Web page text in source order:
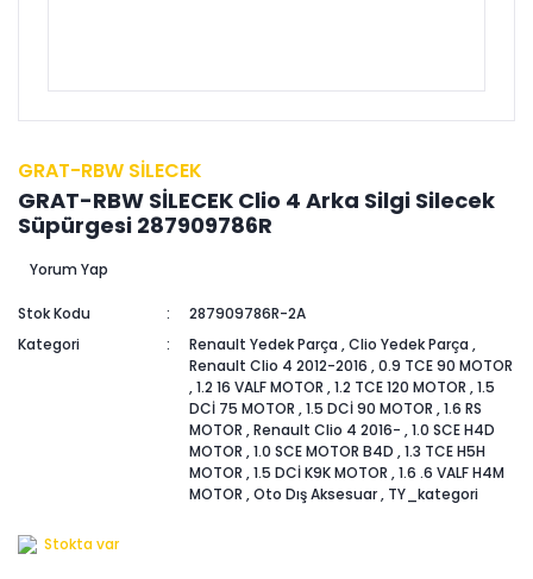
GRAT-RBW SİLECEK
GRAT-RBW SİLECEK Clio 4 Arka Silgi Silecek
Süpürgesi 287909786R
Yorum Yap
Stok Kodu
287909786R-2A
Kategori
Renault Yedek Parça ,Clio Yedek Parça ,
Renault Clio 4 2012-2016 ,0.9 TCE 90 MOTOR
,1.2 16 VALF MOTOR ,1.2 TCE 120 MOTOR ,1.5
DCİ 75 MOTOR ,1.5 DCİ 90 MOTOR ,1.6 RS
MOTOR ,Renault Clio 4 2016- ,1.0 SCE H4D
MOTOR ,1.0 SCE MOTOR B4D ,1.3 TCE H5H
MOTOR ,1.5 DCİ K9K MOTOR ,1.6 .6 VALF H4M
MOTOR ,Oto Dış Aksesuar, TY_kategori
Stokta var